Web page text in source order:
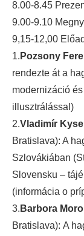
8.00-8.45
9.00-9.10
9,15-12,00
1. Pozsony
rendezte át a
modernizáció
illusztrálással)
2.Vladimír
Bratislava): A
Szlovákiában
Slovensku –
(informácia o
3. Barbora
Bratislava): A